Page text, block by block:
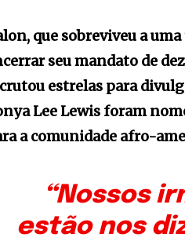
que sobreviveu a
seu mandato de
estrelas para
Lee Lewis foram
a comunidade afro-
“Nossos
estão nos